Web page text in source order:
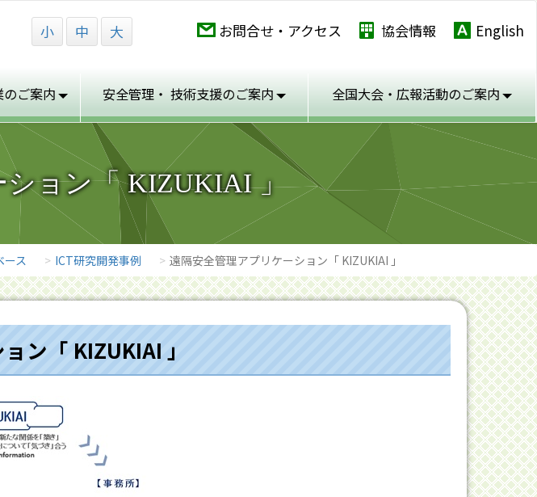
小 中 大 お問合せ・アクセス 協会情報 English
のご案内 安全管理・ 技術支援のご案内 全国大会・広報活動のご案内
ション「 KIZUKIAI 」
ス ICT研究開発事例 遠隔安全管理アプリケーション「 KIZUKIAI 」
ン「 KIZUKIAI 」